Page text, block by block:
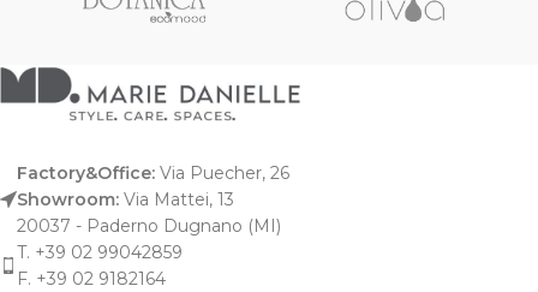
Factory&Office: Via Puecher, 26
Showroom: Via Mattei, 13
20037 - Paderno Dugnano (MI)
T. +39 02 99042859
F. +39 02 9182164